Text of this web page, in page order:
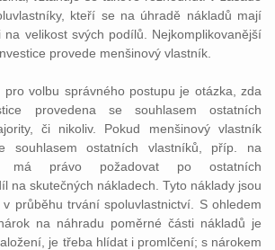
kteří se na úhradě nákladů mají
na velikost svých podílů. Nejkomplikovanější
provede menšinový vlastník.
volbu správného postupu je otázka, zda
provedena se souhlasem ostatních
či nikoliv. Pokud menšinový vlastník
souhlasem ostatních vlastníků, příp. na
má právo požadovat po ostatních
na skutečných nákladech. Tyto náklady jsou
průběhu trvání spoluvlastnictví. S ohledem
na náhradu poměrné části nákladů je
je třeba hlídat i promlčení; s nárokem